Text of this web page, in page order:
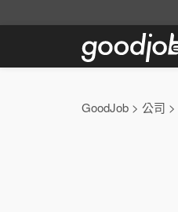
GoodJob > 公司 >